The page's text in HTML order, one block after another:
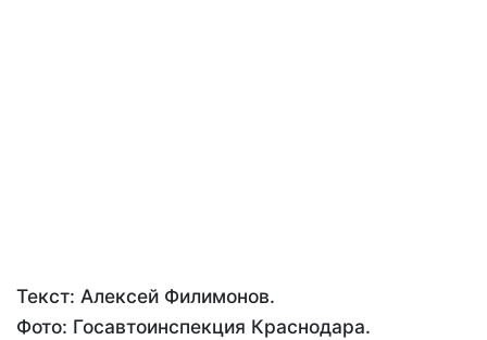
Текст: Алексей Филимонов.
Фото: Госавтоинспекция Краснодара.